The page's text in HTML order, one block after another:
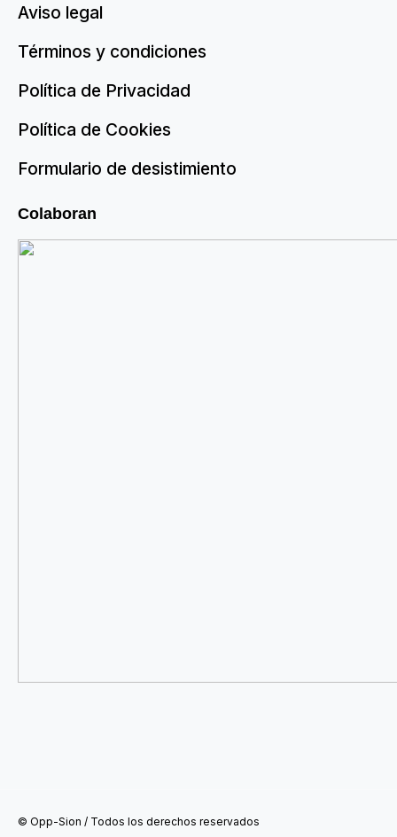
Aviso legal
Términos y condiciones
Política de Privacidad
Política de Cookies
Formulario de desistimiento
Colaboran
© Opp-Sion / Todos los derechos reservados